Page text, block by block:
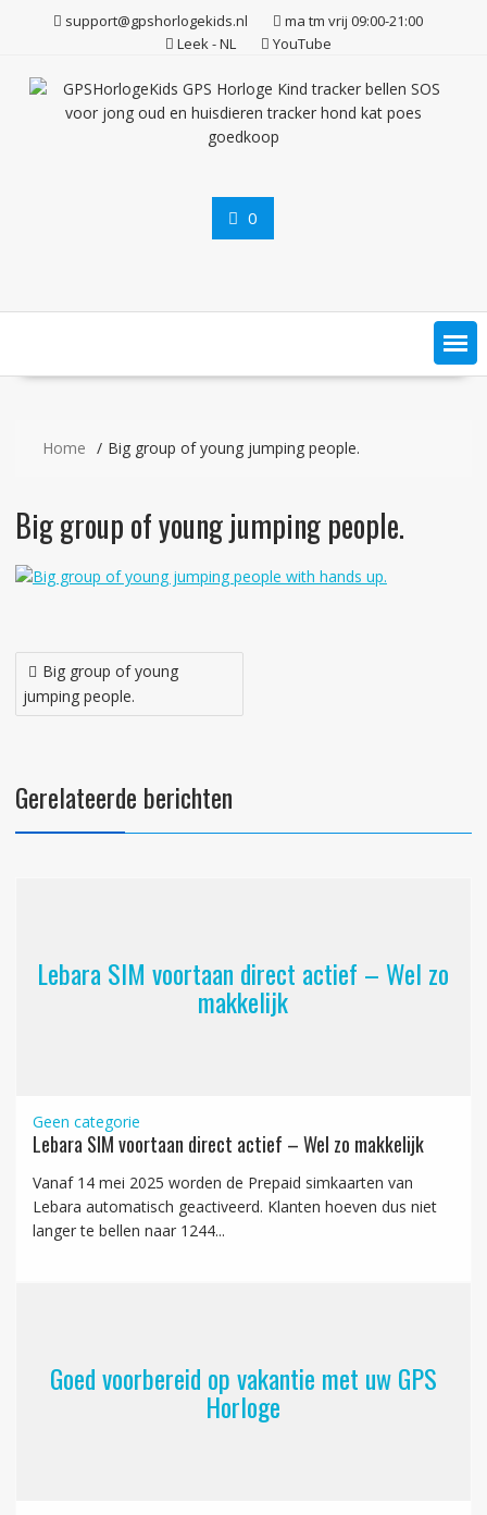
inhoud
support@gpshorlogekids.nl
ma tm vrij 09:00-21:00
Leek - NL
YouTube
0
Home Big group of young jumping people.
Big group of young jumping people.
Bericht
navigatie
Big group of young
jumping people.
Gerelateerde berichten
Lebara SIM voortaan direct actief – Wel zo
makkelijk
Geen categorie
Lebara SIM voortaan direct actief – Wel zo makkelijk
Vanaf 14 mei 2025 worden de Prepaid simkaarten van
Lebara automatisch geactiveerd. Klanten hoeven dus niet
langer te bellen naar 1244...
Goed voorbereid op vakantie met uw GPS
Horloge